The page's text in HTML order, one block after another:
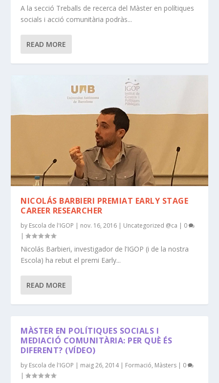
A la secció Treballs de recerca del Màster en polítiques
socials i acció comunitària podràs...
READ MORE
NICOLÁS BARBIERI PREMIAT EARLY STAGE
CAREER RESEARCHER
by Escola de l'IGOP | nov. 16, 2016 | Uncategorized @ca | 0
|
Nicolás Barbieri, investigador de l’IGOP (i de la nostra
Escola) ha rebut el premi Early...
READ MORE
MÀSTER EN POLÍTIQUES SOCIALS I
MEDIACIÓ COMUNITÀRIA: PER QUÈ ÉS
DIFERENT? (VÍDEO)
by Escola de l'IGOP | maig 26, 2014| Formació, Màsters | 0
|